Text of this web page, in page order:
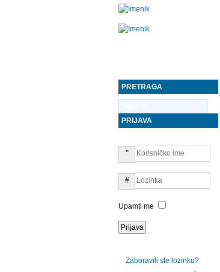
PRETRAGA
PRIJAVA
Upamti me
Zaboravili ste lozinku?